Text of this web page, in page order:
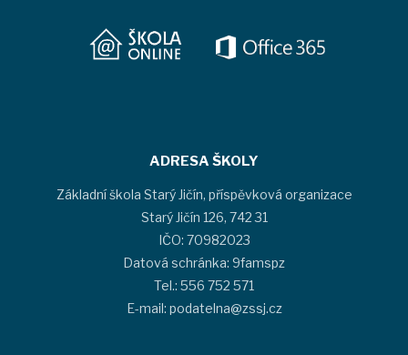
ADRESA ŠKOLY
Základní škola Starý Jičín, příspěvková organizace
Starý Jičín 126, 742 31
IČO: 70982023
Datová schránka: 9famspz
Tel.: 556 752 571
E-mail: podatelna@zssj.cz